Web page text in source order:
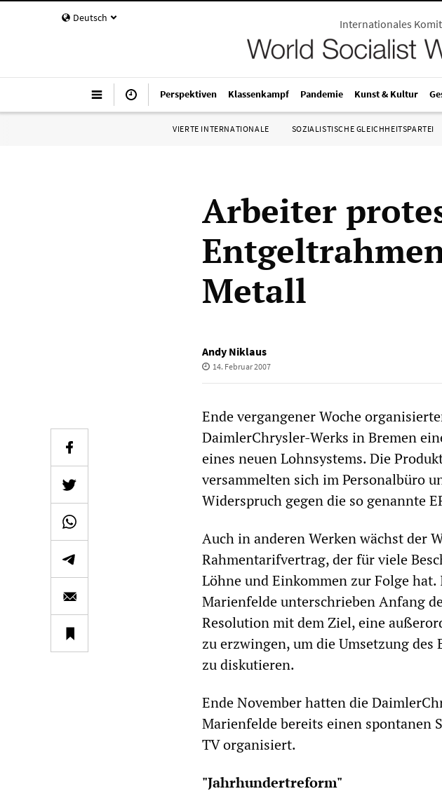
Deutsch Internationales
Perspektiven Klassenkampf Pandemie Kunst & Kultur
VIERTE INTERNATIONALE SOZIALISTISCHE GLEICHHEITSPARTEI
Arbeiter
Metall
Andy Niklaus
14. Februar 2007
Ende vergangener Woche
DaimlerChrysler-Werks in Bremen
eines neuen Lohnsystems. Die
versammelten sich im Personalbüro
Widerspruch gegen die so genannte
Auch in anderen Werken wächst der
Rahmentarifvertrag, der für viele
Löhne und Einkommen zur Folge
Marienfelde unterschrieben Anfang
Resolution mit dem Ziel, eine
zu erzwingen, um die Umsetzung
zu diskutieren.
Ende November hatten die
Marienfelde bereits einen spontanen
TV organisiert.
"Jahrhundertreform"